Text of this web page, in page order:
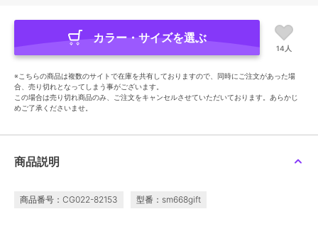
カラー・サイズを選ぶ
14人
※こちらの商品は複数のサイトで在庫を共有しておりますので、同時にご注文があった場
合、売り切れとなってしまう事がございます。
この場合は売り切れ商品のみ、ご注文をキャンセルさせていただいております。あらかじ
めご了承くださいませ。
商品説明
商品番号：CG022-82153 型番：sm668gift